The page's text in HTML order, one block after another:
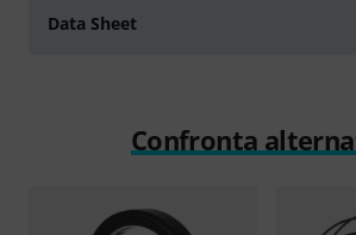
Data Sheet
Confronta